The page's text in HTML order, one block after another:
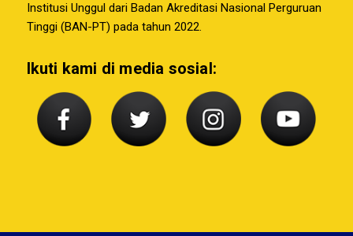
Institusi Unggul dari Badan Akreditasi Nasional Perguruan
Tinggi (BAN-PT) pada tahun 2022.
Ikuti kami di media sosial: